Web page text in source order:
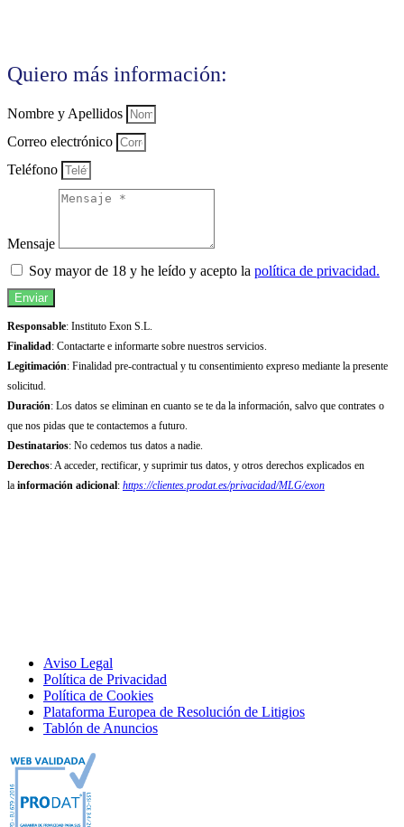
Quiero más información:
Nombre y Apellidos
Correo electrónico
Teléfono
Mensaje
Soy mayor de 18 y he leído y acepto la política de privacidad.
Enviar
Responsable: Instituto Exon S.L.
Finalidad: Contactarte e informarte sobre nuestros servicios.
Legitimación: Finalidad pre-contractual y tu consentimiento expreso mediante la presente
solicitud.
Duración: Los datos se eliminan en cuanto se te da la información, salvo que contrates o
que nos pidas que te contactemos a futuro.
Destinatarios: No cedemos tus datos a nadie.
Derechos: A acceder, rectificar, y suprimir tus datos, y otros derechos explicados en
la información adicional: https://clientes.prodat.es/privacidad/MLG/exon
Aviso Legal
Política de Privacidad
Política de Cookies
Plataforma Europea de Resolución de Litigios
Tablón de Anuncios